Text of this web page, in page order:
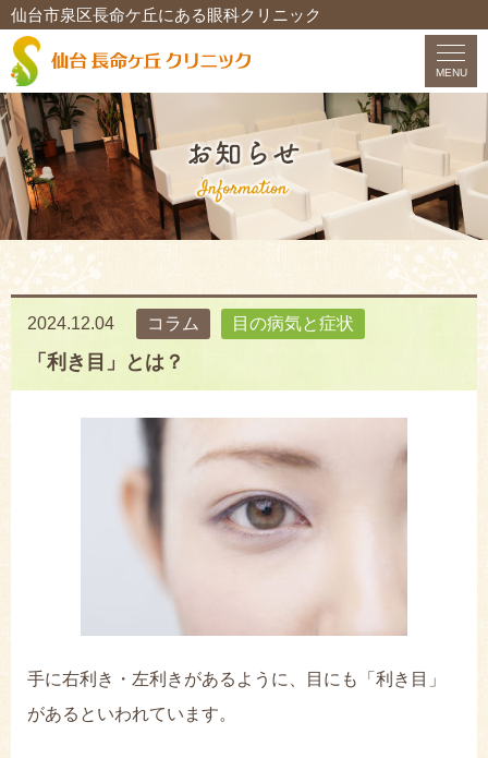
仙台市泉区長命ケ丘にある眼科クリニック
MENU
HOME
お知らせ
当院について
ドクター紹介
2024.12.04 コラム 目の病気と症状
「利き目」とは？
手に右利き・左利きがあるように、目にも「利き目」
があるといわれています。